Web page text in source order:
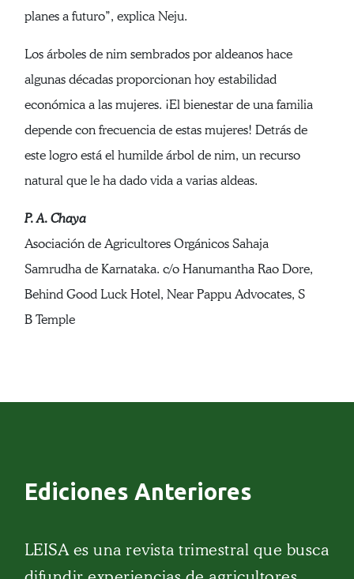
planes a futuro”, explica Neju.
Los árboles de nim sembrados por aldeanos hace
algunas décadas proporcionan hoy estabilidad
económica a las mujeres. ¡El bienestar de una familia
depende con frecuencia de estas mujeres! Detrás de
este logro está el humilde árbol de nim, un recurso
natural que le ha dado vida a varias aldeas.
P. A. Chaya
Asociación de Agricultores Orgánicos Sahaja
Samrudha de Karnataka. c/o Hanumantha Rao Dore,
Behind Good Luck Hotel, Near Pappu Advocates, S
B Temple
Ediciones Anteriores
LEISA es una revista trimestral que busca